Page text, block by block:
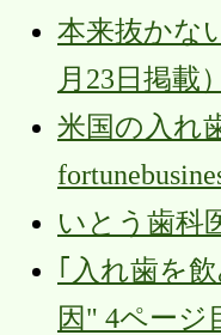
本来抜かな
月23日掲載
米国の入れ
いとう歯科
｢入れ歯を
因" 4ページ